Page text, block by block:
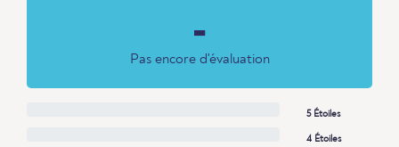
-
Pas encore d'évaluation
5 Étoiles
4 Étoiles